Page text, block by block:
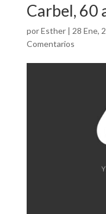
Carbel, 60
porEsther| 28 Ene,
Comentarios